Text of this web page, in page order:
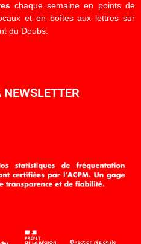
chaque semaine en points de
et en boîtes aux lettres sur
du Doubs.